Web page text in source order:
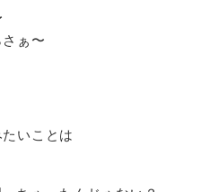
ぁ〜
いことは